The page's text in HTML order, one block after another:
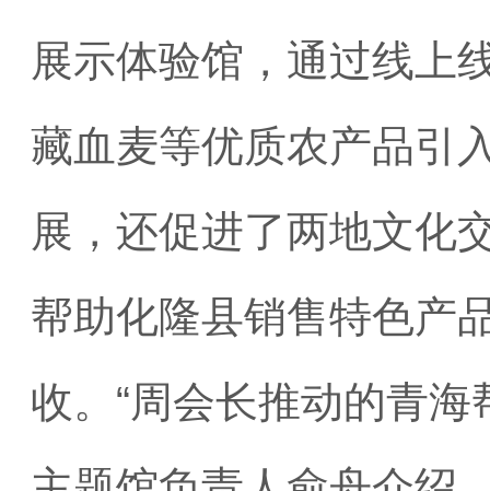
展示体验馆，通过线上
藏血麦等优质农产品引
展，还促进了两地文化
帮助化隆县销售特色产
收。“周会长推动的青海